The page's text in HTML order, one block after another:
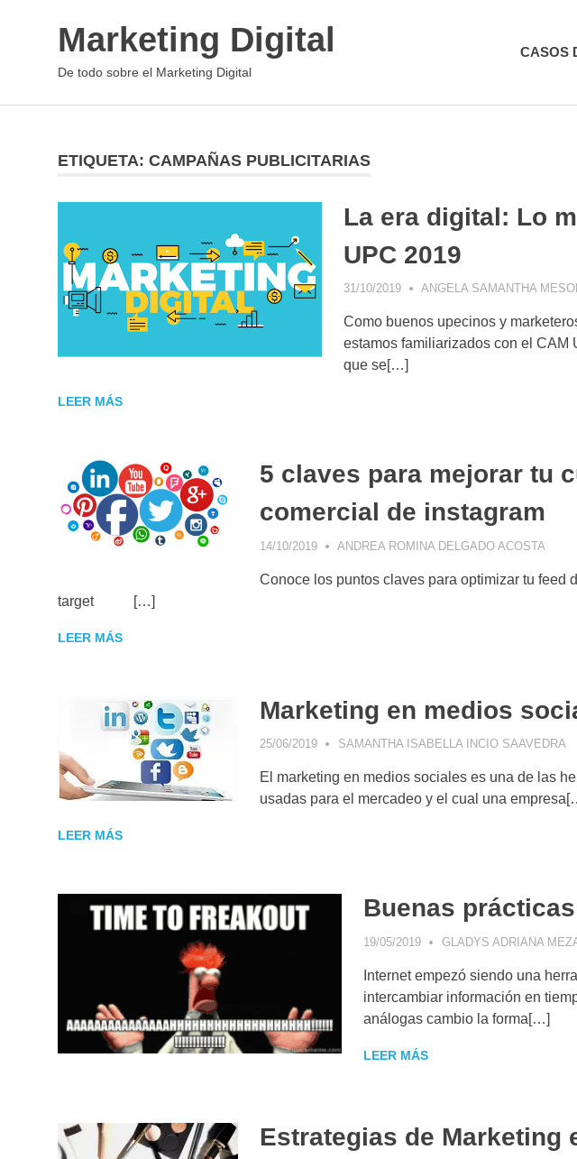
contenidoMarketing Digital
De todo sobre el Marketing Digital
CASOS
ETIQUETA: CAMPAÑAS PUBLICITARIAS
La era digital: Lo
UPC 2019
31/10/2019 ANGELA SAMANTHA
Como buenos upecinos y
estamos familiarizados con el CAM
que se[…]
LEER MÁS
5 claves para mejorar tu
comercial de instagram
14/10/2019 ANDREA ROMINA DELGADO ACOSTA
Conoce los puntos claves para optimizar tu feed
target […]
LEER MÁS
Marketing en medios
25/06/2019 SAMANTHA ISABELLA INCIO SAAVEDRA
El marketing en medios sociales es una de las
usadas para el mercadeo y el cual una
LEER MÁS
Buenas
19/05/2019 GLADYS ADRIANA
Internet empezó siendo una
intercambiar información en
análogas cambio la forma[…]
LEER MÁS
Estrategias de Marketing